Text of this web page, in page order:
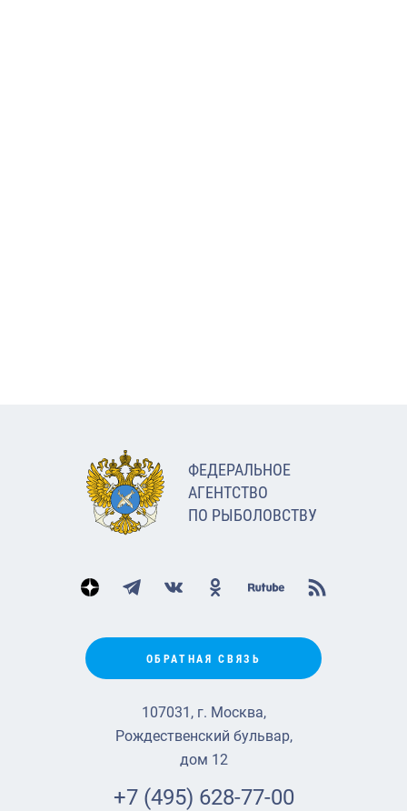
ФЕДЕРАЛЬНОЕ
АГЕНТСТВО
ПО РЫБОЛОВСТВУ
ОБРАТНАЯ СВЯЗЬ
107031, г. Москва,
Рождественский бульвар,
дом 12
+7 (495) 628-77-00